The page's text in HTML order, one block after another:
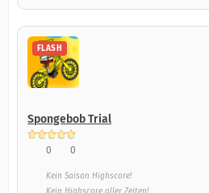
FLASH
Spongebob Trial
0 0
Kein Saison Highscore!